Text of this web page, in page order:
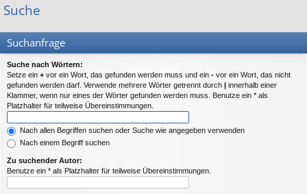
llz
riff
Suche
Suchanfrage
Suche nach Wörtern:
Setze ein + vor ein Wort, das gefunden werden muss und ein - vor ein Wort, das nicht
gefunden werden darf. Verwende mehrere Wörter getrennt durch | innerhalb einer
Klammer, wenn nur eines der Wörter gefunden werden muss. Benutze ein * als
Platzhalter für teilweise Übereinstimmungen.
Nach allen Begriffen suchen oder Suche wie angegeben verwenden
Nach einem Begriff suchen
Zu suchender Autor:
Benutze ein * als Platzhalter für teilweise Übereinstimmungen.